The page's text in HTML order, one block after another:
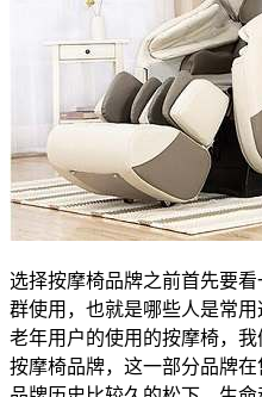
选择按摩椅品牌之前首先要
群使用，也就是哪些人是常
老年用户的使用的按摩椅，
按摩椅品牌，这一部分品牌